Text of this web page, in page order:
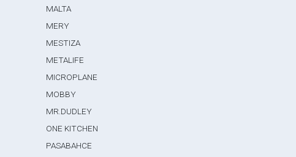
MALTA
MERY
MESTIZA
METALIFE
MICROPLANE
MOBBY
MR.DUDLEY
ONE KITCHEN
PASABAHCE